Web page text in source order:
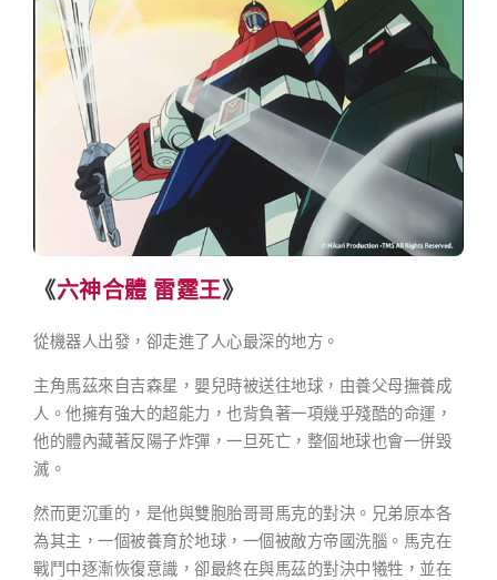
《六神合體 雷霆王》
從機器人出發，卻走進了人心最深的地方。
主角馬茲來自吉森星，嬰兒時被送往地球，由養父母撫養成
人。他擁有強大的超能力，也背負著一項幾乎殘酷的命運，
他的體內藏著反陽子炸彈，一旦死亡，整個地球也會一併毀
滅。
然而更沉重的，是他與雙胞胎哥哥馬克的對決。兄弟原本各
為其主，一個被養育於地球，一個被敵方帝國洗腦。馬克在
戰鬥中逐漸恢復意識，卻最終在與馬茲的對決中犧牲，並在